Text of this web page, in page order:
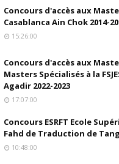
Concours d'accès aux
Casablanca Ain Chok 2014-
15:26:00
Concours d'accès aux
Masters Spécialisés à la
Agadir 2022-2023
17:07:00
Concours ESRFT Ecole
Fahd de Traduction de
10:48:00